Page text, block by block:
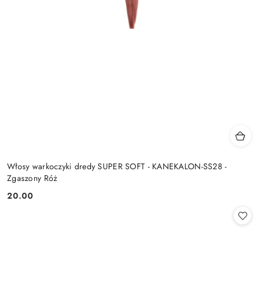
Włosy warkoczyki dredy SUPER SOFT - KANEKALON-SS28 -
Zgaszony Róż
Cena:
20.00